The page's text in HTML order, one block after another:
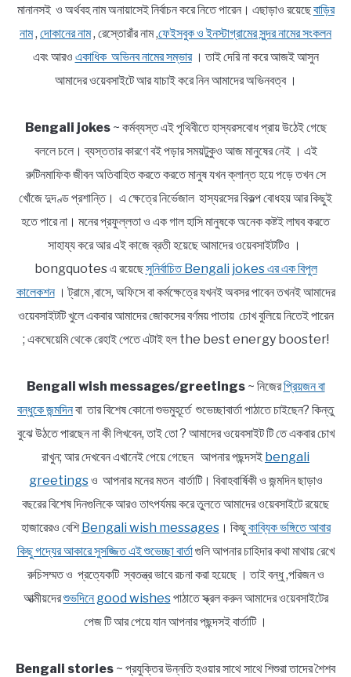
মানানসই ও অর্থবহ নাম অনায়াসেই নির্বাচন করে নিতে পারেন। এছাড়াও রয়েছেবাড়ির
নাম, দোকানের নাম, রেস্তোরাঁর নাম ,ফেইসবুক ও ইনস্টাগ্রামের সুন্দর নামের সংকলন
এবং আরও একাধিক অভিনব নামের সম্ভার। তাই দেরি না করে আজই আসুন
আমাদের ওয়েবসাইটে আর যাচাই করে নিন আমাদের অভিনবত্ব ।
Bengali jokes~ কর্মব্যস্ত এই পৃথিবীতে হাস্যরসবোধ প্রায় উঠেই গেছে
বললে চলে। ব্যস্ততার কারণে বই পড়ার সময়টুকুও আজ মানুষের নেই । এই
রুটিনমাফিক জীবন অতিবাহিত করতে করতে মানুষ যখন ক্লান্ত হয়ে পড়ে তখন সে
খোঁজে দুদণ্ড প্রশান্তি। এ ক্ষেত্রে নির্ভেজাল হাস্যরসের বিকল্প বোধহয় আর কিছুই
হতে পারে না। মনের প্রফুল্লতা ও এক গাল হাসি মানুষকে অনেক কষ্টই লাঘব করতে
সাহায্য করে আর এই কাজে ব্রতী হয়েছে আমাদের ওয়েবসাইটটিও ।
bongquotes এ রয়েছেসুনির্বাচিত Bengali jokes এর এক বিপুল
কালেকশন। ট্রামে ,বাসে, অফিসে বা কর্মক্ষেত্রে যখনই অবসর পাবেন তখনই আমাদের
ওয়েবসাইটটি খুলে একবার আমাদের জোকসের বর্ণময় পাতায় চোখ বুলিয়ে নিতেই পারেন
; একঘেয়েমি থেকে রেহাই পেতে এটাই হল the best energy booster!
Bengali wish messages/greetings~ নিজেরপ্রিয়জন বা
বন্ধুকে জন্মদিনবা তার বিশেষ কোনো শুভমুহূর্তে শুভেচ্ছাবার্তা পাঠাতে চাইছেন? কিন্তু
বুঝে উঠতে পারছেন না কী লিখবেন, তাই তো ? আমাদের ওয়েবসাইট টি তে একবার চোখ
রাখুন; আর দেখবেন এখানেই পেয়ে গেছেন আপনার পছন্দসই bengali
greetingsও আপনার মনের মতন বার্তাটি। বিবাহবার্ষিকী ও জন্মদিন ছাড়াও
বছরের বিশেষ দিনগুলিকে আরও তাৎপর্যময় করে তুলতে আমাদের ওয়েবসাইটে রয়েছে
হাজারেরও বেশিBengali wish messages। কিছুকাব্যিক ভঙ্গিতে আবার
কিছু গদ্যের আকারে সুসজ্জিত এই শুভেচ্ছা বার্তাগুলি আপনার চাহিদার কথা মাথায় রেখে
রুচিসম্মত ও প্রত্যেকটি স্বতন্ত্র ভাবে রচনা করা হয়েছে । তাই বন্ধু ,পরিজন ও
আত্মীয়দেরশুভদিনে good wishesপাঠাতে স্ক্রল করুন আমাদের ওয়েবসাইটের
পেজ টি আর পেয়ে যান আপনার পছন্দসই বার্তাটি ।
Bengali stories ~ প্রযুক্তির উন্নতি হওয়ার সাথে সাথে শিশুরা তাদের শৈশব